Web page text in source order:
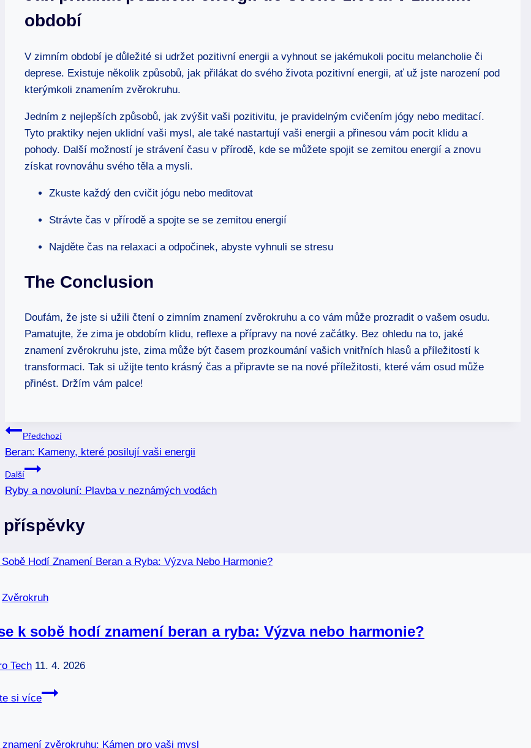
období
V zimním období je důležité si udržet pozitivní energii a vyhnout se jakémukoli pocitu melancholie či
deprese. Existuje několik způsobů, jak přilákat do svého života pozitivní energii, ať už jste narození pod
kterýmkoli znamením zvěrokruhu.
Jedním z nejlepších způsobů, jak zvýšit vaši pozitivitu, je pravidelným cvičením jógy nebo meditací.
Tyto praktiky nejen uklidní vaši mysl, ale také nastartují vaši energii a přinesou vám pocit klidu a
pohody. Další možností je strávení času v přírodě, kde se můžete spojit se zemitou energií a znovu
získat rovnováhu svého těla a mysli.
Zkuste každý den cvičit jógu nebo meditovat
Strávte čas v přírodě a spojte se se zemitou energií
Najděte čas na relaxaci a odpočinek, abyste vyhnuli se stresu
The Conclusion
Doufám, že jste si užili čtení o zimním znamení zvěrokruhu a co vám může prozradit o vašem osudu.
Pamatujte, že zima je obdobím klidu, reflexe a přípravy na nové začátky. Bez ohledu na to, jaké
znamení zvěrokruhu jste, zima může být časem prozkoumání vašich vnitřních hlasů a příležitostí k
transformaci. Tak si užijte tento krásný čas a připravte se na nové příležitosti, které vám osud může
přinést. Držím vám palce!
Navigace
pro
příspěvek
Předchozí
Beran: Kameny, které posilují vaši energii
Další
Ryby a novoluní: Plavba v neznámých vodách
příspěvky
Zvěrokruh
k sobě hodí znamení beran a ryba: Výzva nebo harmonie?
Tech 11. 4. 2026
si více
Jak
sobě